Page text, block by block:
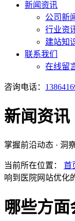
新闻资讯
公司新
行业资
建站知
联系我们
在线留
咨询电话：
新闻资讯
掌握前沿动态 · 洞
当前所在位置： 首
响到医院网站优化
哪些方